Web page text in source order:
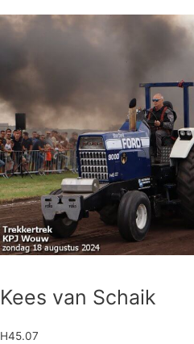
Kees van Schaik
H45.07